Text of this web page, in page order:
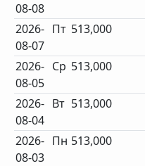
08-08
2026-
08-07
Пт 513,000
2026-
08-05
Ср 513,000
2026-
08-04
Вт 513,000
2026-
08-03
Пн 513,000